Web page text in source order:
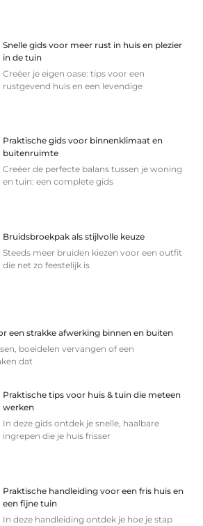
Snelle gids voor meer rust in huis en plezier
in de tuin
Creëer je eigen oase: tips voor een
rustgevend huis en een levendige
Praktische gids voor binnenklimaat en
buitenruimte
Creëer de perfecte balans tussen je woning
en tuin: een complete gids
Bruidsbroekpak als stijlvolle keuze
Steeds meer bruiden kiezen voor een outfit
die net zo feestelijk is
een strakke afwerking binnen en buiten
boeidelen vervangen of een
dat
Praktische tips voor huis & tuin die meteen
werken
In deze gids ontdek je snelle, haalbare
ingrepen die je huis frisser
Praktische handleiding voor een fris huis en
een fijne tuin
In deze handleiding ontdek je hoe je stap